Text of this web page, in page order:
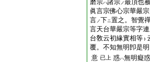
磨宗ハ諸宗ノ最頂也
眞言宗佛心宗華嚴
言ノ下ニ置之。智覺
言天台華嚴宗等字
台敎云初緣實相等 ト
覆。不知無明卽是
意 已上 惑ハ無明癡